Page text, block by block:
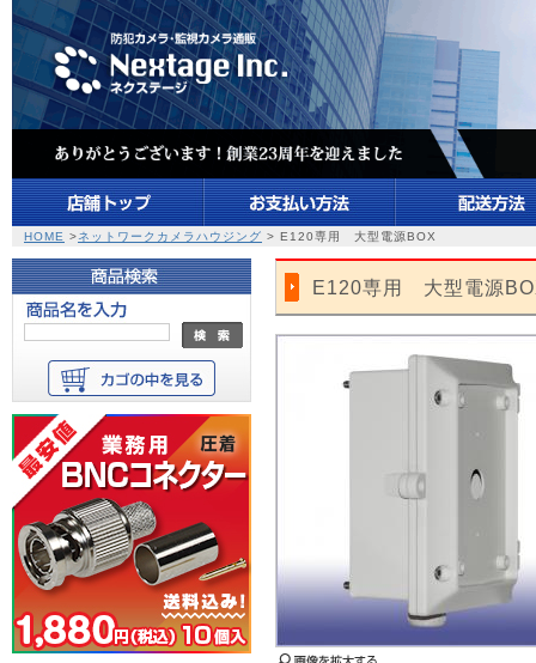
HOME >ネットワークカメラハウジング > E120専用 大型電源BOX
E120専用 大型電源